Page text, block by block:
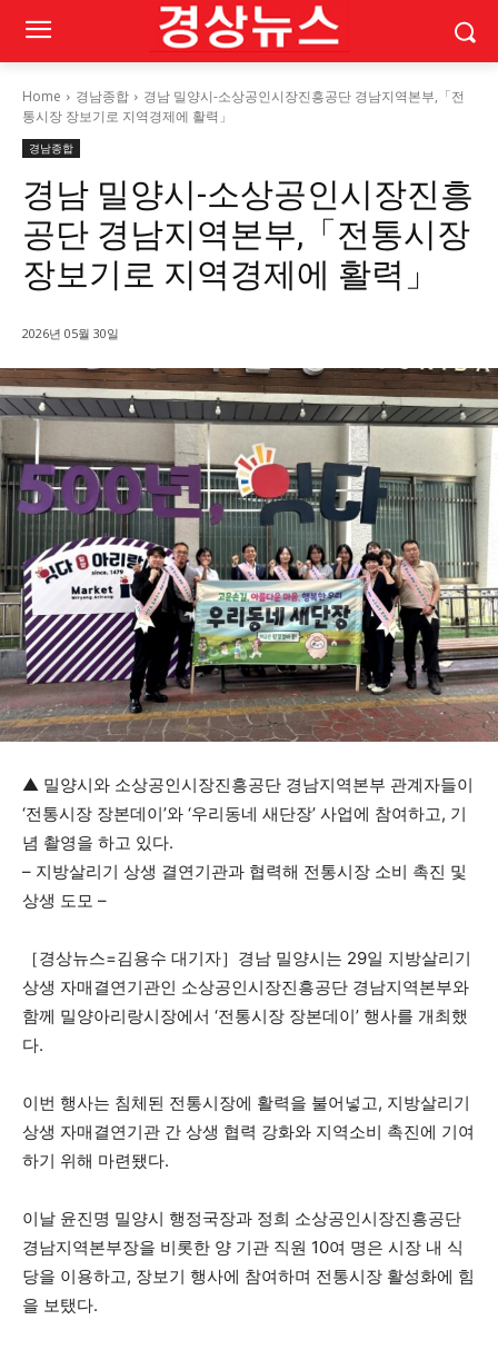
Home 경남종합
경남 밀양시-소상공인시장진흥공단 경남지역본부,「전
통시장 장보기로 지역경제에 활력」
경남종합
경남 밀양시-소상공인시장진흥
공단 경남지역본부,「전통시장
장보기로 지역경제에 활력」
2026년 05월 30일
▲ 밀양시와 소상공인시장진흥공단 경남지역본부 관계자들이
‘전통시장 장본데이’와 ‘우리동네 새단장’ 사업에 참여하고, 기
념 촬영을 하고 있다.
– 지방살리기 상생 결연기관과 협력해 전통시장 소비 촉진 및
상생 도모 –
［경상뉴스=김용수 대기자］경남 밀양시는 29일 지방살리기
상생 자매결연기관인 소상공인시장진흥공단 경남지역본부와
함께 밀양아리랑시장에서 ‘전통시장 장본데이’ 행사를 개최했
다.
이번 행사는 침체된 전통시장에 활력을 불어넣고, 지방살리기
상생 자매결연기관 간 상생 협력 강화와 지역소비 촉진에 기여
하기 위해 마련됐다.
이날 윤진명 밀양시 행정국장과 정희 소상공인시장진흥공단
경남지역본부장을 비롯한 양 기관 직원 10여 명은 시장 내 식
당을 이용하고, 장보기 행사에 참여하며 전통시장 활성화에 힘
을 보탰다.